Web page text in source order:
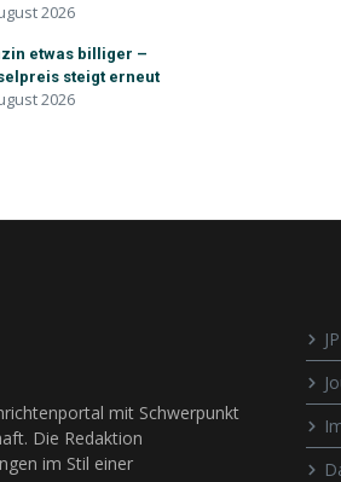
2026
etwas billiger –
steigt erneut
2026
mit Schwerpunkt
Die Redaktion
im Stil einer